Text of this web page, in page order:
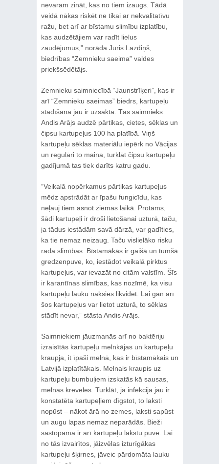
nevaram zināt, kas no tiem izaugs. Tādā
veidā nākas riskēt ne tikai ar nekvalitatīvu
ražu, bet arī ar bīstamu slimību izplatību,
kas audzētājiem var radīt lielus
zaudējumus,” norāda Juris Lazdiņš,
biedrības “Zemnieku saeima” valdes
priekšsēdētājs.
Zemnieku saimniecībā “Jaunstrīķeri”, kas ir
arī “Zemnieku saeimas” biedrs, kartupeļu
stādīšana jau ir uzsākta. Tās saimnieks
Andis Arājs audzē pārtikas, cietes, sēklas un
čipsu kartupeļus 100 ha platībā. Viņš
kartupeļu sēklas materiālu iepērk no Vācijas
un regulāri to maina, turklāt čipsu kartupeļu
gadījumā tas tiek darīts katru gadu.
“Veikalā nopērkamus pārtikas kartupeļus
mēdz apstrādāt ar īpašu fungicīdu, kas
neļauj tiem asnot ziemas laikā. Protams,
šādi kartupeļi ir droši lietošanai uzturā, taču,
ja tādus iestādām savā dārzā, var gadīties,
ka tie nemaz neizaug. Taču vislielāko risku
rada slimības. Bīstamākās ir gaišā un tumšā
gredzenpuve, ko, iestādot veikalā pirktus
kartupeļus, var ievazāt no citām valstīm. Šīs
ir karantīnas slimības, kas nozīmē, ka visu
kartupeļu lauku nāksies likvidēt. Lai gan arī
šos kartupeļus var lietot uzturā, to sēklas
stādīt nevar,” stāsta Andis Arājs.
Saimniekiem jāuzmanās arī no baktēriju
izraisītās kartupeļu melnkājas un kartupeļu
kraupja, it īpaši melnā, kas ir bīstamākais un
Latvijā izplatītākais. Melnais kraupis uz
kartupeļu bumbuļiem izskatās kā sausas,
melnas kreveles. Turklāt, ja infekcija jau ir
konstatēta kartupeļiem dīgstot, to laksti
nopūst – nākot ārā no zemes, laksti sapūst
un augu lapas nemaz neparādās. Bieži
sastopama ir arī kartupeļu lakstu puve. Lai
no tās izvairītos, jāizvēlas izturīgākas
kartupeļu šķirnes, jāveic pārdomāta lauku